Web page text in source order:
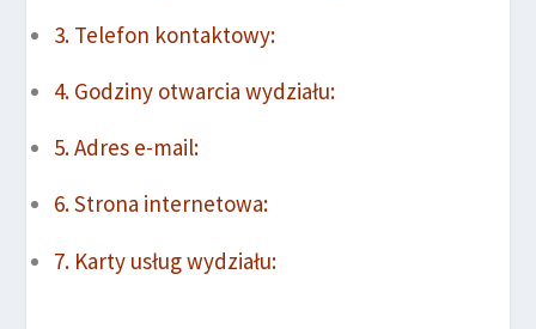
Telefon kontaktowy:
Godziny otwarcia wydziału:
Adres e-mail:
Strona internetowa:
Karty usług wydziału: